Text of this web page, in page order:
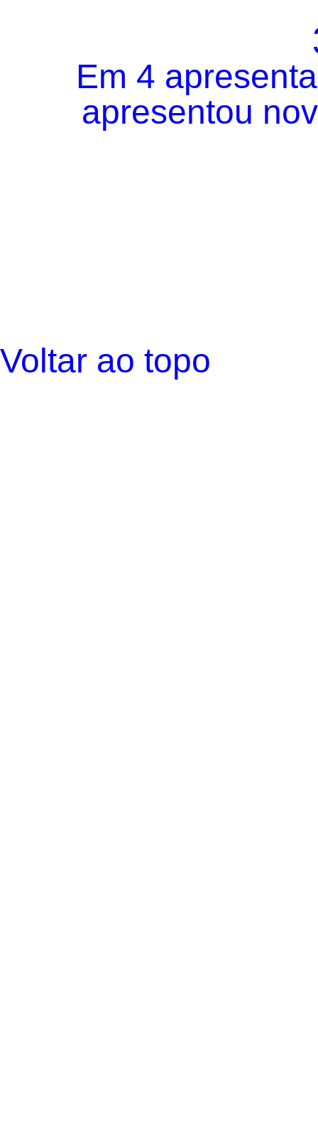
Em 4
apresentou
Voltar ao topo